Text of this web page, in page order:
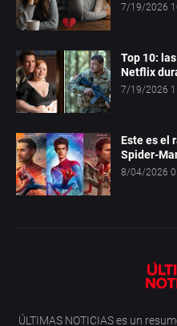
7/19/2026
Top 10:
Netflix
7/19/2026
Este es el
Spider-
8/04/2026
ÚLTIMAS NOTICIAS es un